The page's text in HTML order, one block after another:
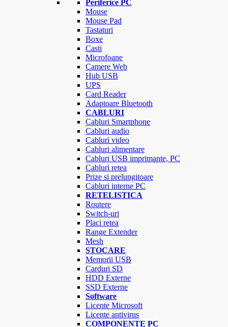
Periferice PC
Mouse
Mouse Pad
Tastaturi
Boxe
Casti
Microfoane
Camere Web
Hub USB
UPS
Card Reader
Adaptoare Bluetooth
CABLURI
Cabluri Smartphone
Cabluri audio
Cabluri video
Cabluri alimentare
Cabluri USB imprimante, PC
Cabluri retea
Prize si prelungitoare
Cabluri interne PC
RETELISTICA
Routere
Switch-uri
Placi retea
Range Extender
Mesh
STOCARE
Memorii USB
Carduri SD
HDD Externe
SSD Externe
Software
Licente Microsoft
Licente antivirus
COMPONENTE PC